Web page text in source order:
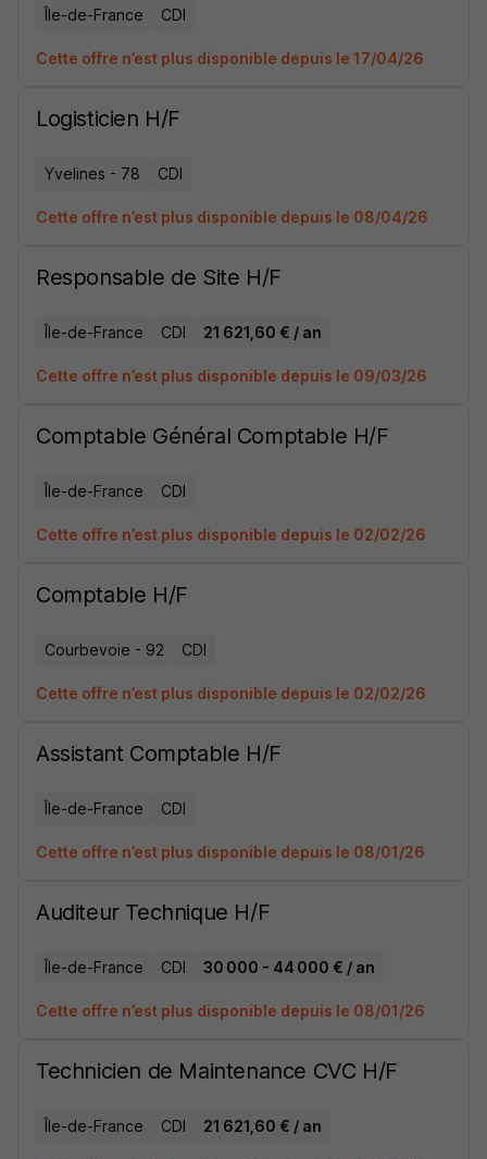
Île-de-France CDI
Cette offre n’est plus disponible depuis le 17/04/26
Logisticien H/F
Yvelines - 78 CDI
Cette offre n’est plus disponible depuis le 08/04/26
Responsable de Site H/F
Île-de-France CDI 21 621,60 € / an
Cette offre n’est plus disponible depuis le 09/03/26
Comptable Général Comptable H/F
Île-de-France CDI
Cette offre n’est plus disponible depuis le 02/02/26
Comptable H/F
Courbevoie - 92 CDI
Cette offre n’est plus disponible depuis le 02/02/26
Assistant Comptable H/F
Île-de-France CDI
Cette offre n’est plus disponible depuis le 08/01/26
Auditeur Technique H/F
Île-de-France CDI 30 000 - 44 000 € / an
Cette offre n’est plus disponible depuis le 08/01/26
Technicien de Maintenance CVC H/F
Île-de-France CDI 21 621,60 € / an